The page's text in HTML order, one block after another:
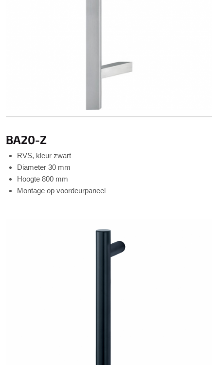
BA20-Z
RVS, kleur zwart
Diameter 30 mm
Hoogte 800 mm
Montage op voordeurpaneel